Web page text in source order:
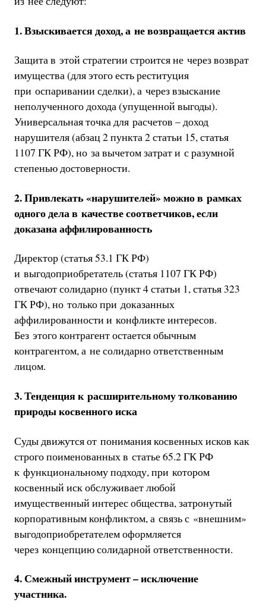
1. Взыскивается доход, а не возвращается актив
Защита в этой стратегии строится не через возврат
имущества (для этого есть реституция
при оспаривании сделки), а через взыскание
неполученного дохода (упущенной выгоды).
Универсальная точка для расчетов – доход
нарушителя (абзац 2 пункта 2 статьи 15, статья
1107 ГК РФ), но за вычетом затрат и с разумной
степенью достоверности.
2. Привлекать «нарушителей» можно в рамках
одного дела в качестве соответчиков, если
доказана аффилированность
Директор (статья 53.1 ГК РФ)
и выгодоприобретатель (статья 1107 ГК РФ)
отвечают солидарно (пункт 4 статьи 1, статья 323
ГК РФ), но только при доказанных
аффилированности и конфликте интересов.
Без этого контрагент остается обычным
контрагентом, а не солидарно ответственным
лицом.
3. Тенденция к расширительному толкованию
природы косвенного иска
Суды движутся от понимания косвенных исков как
строго поименованных в статье 65.2 ГК РФ
к функциональному подходу, при котором
косвенный иск обслуживает любой
имущественный интерес общества, затронутый
корпоративным конфликтом, а связь с «внешним»
выгодоприобретателем оформляется
через концепцию солидарной ответственности.
4. Смежный инструмент – исключение
участника.